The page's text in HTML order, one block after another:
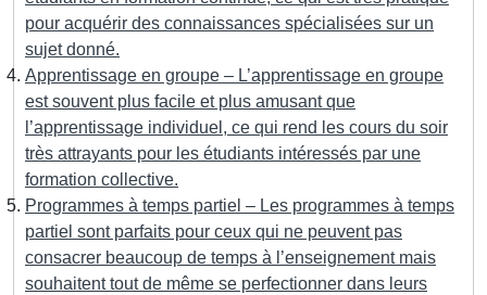
pour acquérir des connaissances spécialisées sur un
sujet donné.
Apprentissage en groupe – L’apprentissage en groupe
est souvent plus facile et plus amusant que
l’apprentissage individuel, ce qui rend les cours du soir
très attrayants pour les étudiants intéressés par une
formation collective.
Programmes à temps partiel – Les programmes à temps
partiel sont parfaits pour ceux qui ne peuvent pas
consacrer beaucoup de temps à l’enseignement mais
souhaitent tout de même se perfectionner dans leurs